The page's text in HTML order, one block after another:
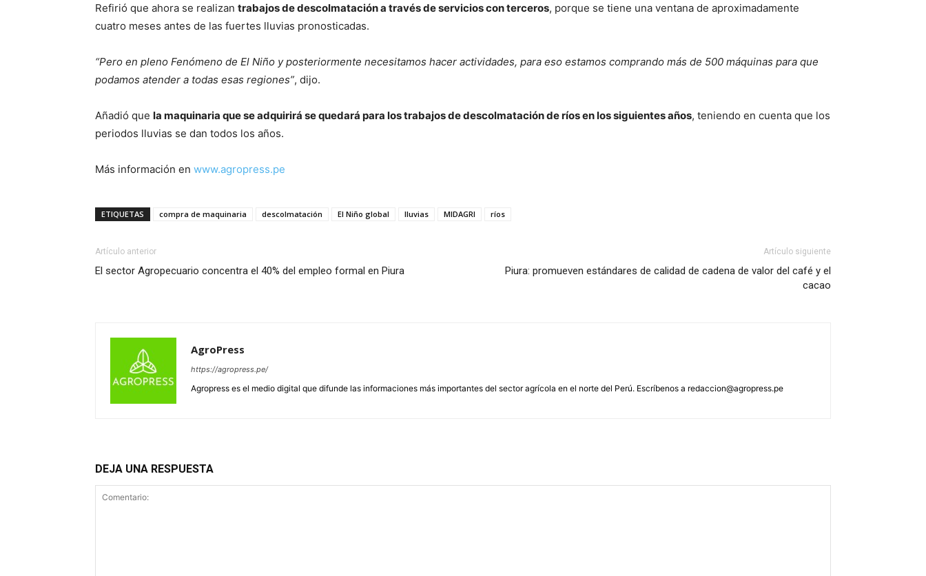
Refirió que ahora se realizan trabajos de descolmatación a través de servicios con terceros, porque se tiene una ventana de aproximadamente
cuatro meses antes de las fuertes lluvias pronosticadas.
“Pero en pleno Fenómeno de El Niño y posteriormente necesitamos hacer actividades, para eso estamos comprando más de 500 máquinas para que
podamos atender a todas esas regiones”, dijo.
Añadió que la maquinaria que se adquirirá se quedará para los trabajos de descolmatación de ríos en los siguientes años, teniendo en cuenta que los
periodos lluvias se dan todos los años.
Más información en www.agropress.pe
ETIQUETAS compra de maquinaria descolmatación El Niño global lluvias MIDAGRI ríos
Artículo anterior
El sector Agropecuario concentra el 40% del empleo formal en Piura
Artículo siguiente
Piura: promueven estándares de calidad de cadena de valor del café y el
cacao
AgroPress
https://agropress.pe/
Agropress es el medio digital que difunde las informaciones más importantes del sector agrícola en el norte del Perú. Escríbenos a redaccion@agropress.pe
DEJA UNA RESPUESTA